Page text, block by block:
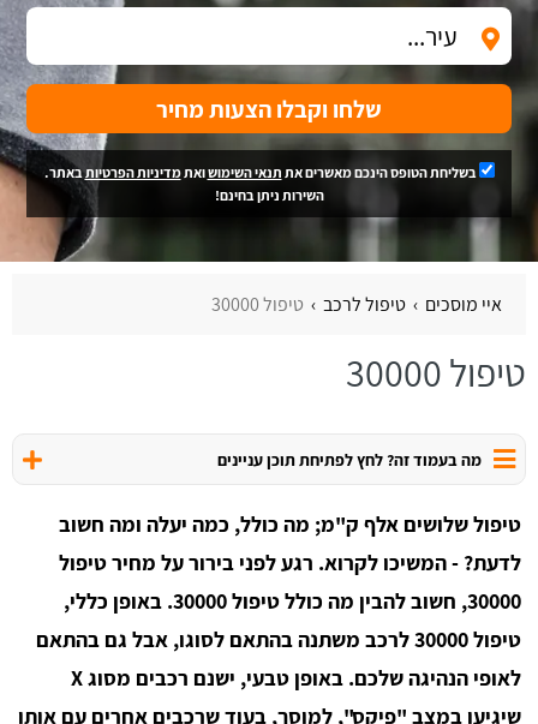
שלחו וקבלו הצעות מחיר
בשליחת הטופס הינכם מאשרים את תנאי השימושואתמדיניות הפרטיותבאתר.
השירות ניתן בחינם!
איי מוסכים טיפול לרכב טיפול 30000
טיפול 30000
מה בעמוד זה? לחץ לפתיחת תוכן עניינים
טיפול שלושים אלף ק"מ; מה כולל, כמה יעלה ומה חשוב
לדעת? - המשיכו לקרוא. רגע לפני בירור על מחיר טיפול
30000, חשוב להבין מה כולל טיפול 30000. באופן כללי,
טיפול 30000 לרכב משתנה בהתאם לסוגו, אבל גם בהתאם
לאופי הנהיגה שלכם. באופן טבעי, ישנם רכבים מסוג X
שיגיעו במצב "פיקס", למוסך, בעוד שרכבים אחרים עם אותו